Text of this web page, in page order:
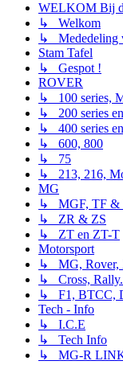
WELKOM Bij
↳ Welkom
↳ Mededeling
Stam Tafel
↳ Gespot !
ROVER
↳ 100 series,
↳ 200 series
↳ 400 series
↳ 600, 800
↳ 75
↳ 213, 216,
MG
↳ MGF, TF &
↳ ZR & ZS
↳ ZT en ZT-T
Motorsport
↳ MG, Rover,
↳ Cross,
↳ F1, BTCC,
Tech - Info
↳ I.C.E
↳ Tech Info
↳ MG-R